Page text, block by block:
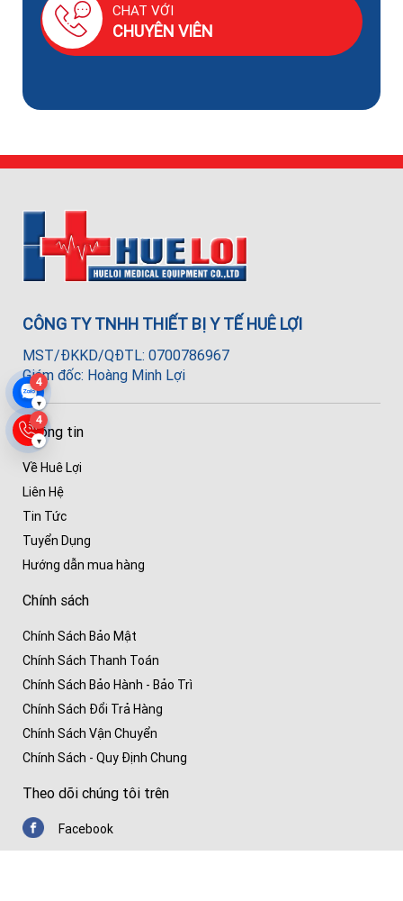
CHAT VỚI
CHUYÊN VIÊN
4
▾
4
▾
CÔNG TY TNHH THIẾT BỊ Y TẾ HUÊ LỢI
MST/ĐKKD/QĐTL: 0700786967
Giám đốc: Hoàng Minh Lợi
Thông tin
Về Huê Lợi
Liên Hệ
Tin Tức
Tuyển Dụng
Hướng dẫn mua hàng
Chính sách
Chính Sách Bảo Mật
Chính Sách Thanh Toán
Chính Sách Bảo Hành - Bảo Trì
Chính Sách Đổi Trả Hàng
Chính Sách Vận Chuyển
Chính Sách - Quy Định Chung
Theo dõi chúng tôi trên
Facebook